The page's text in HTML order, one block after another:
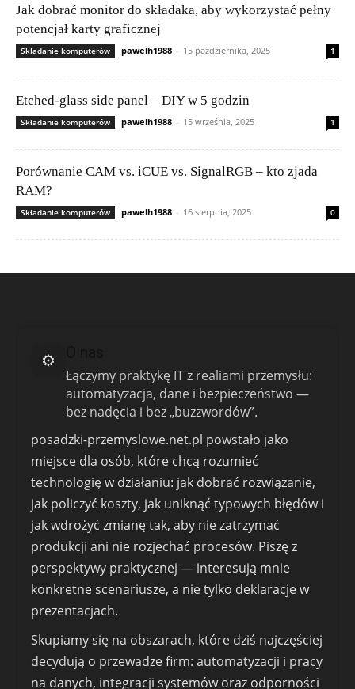
Jak dobrać monitor do składaka, aby wykorzystać pełny
potencjał karty graficznej
Składanie komputerów pawelh1988 - 15 października, 2025 1
Etched-glass side panel – DIY w 5 godzin
Składanie komputerów pawelh1988 - 15 września, 2025 1
Porównanie CAM vs. iCUE vs. SignalRGB – kto zjada
RAM?
Składanie komputerów pawelh1988 - 16 sierpnia, 2025 0
⚙️
Łączymy praktykę IT z realiami przemysłu:
automatyzacja, dane i bezpieczeństwo —
bez nadęcia i bez „buzzwordów”.
posadzki-przemyslowe.net.pl powstało jako
miejsce dla osób, które chcą rozumieć
technologię w działaniu: jak dobrać rozwiązanie,
jak policzyć koszty, jak uniknąć typowych błędów i
jak wdrożyć zmianę tak, aby nie zatrzymać
produkcji ani nie rozjechać procesów. Piszę z
perspektywy praktycznej — interesują mnie
konkretne scenariusze, a nie tylko deklaracje w
prezentacjach.
Skupiamy się na obszarach, które dziś najczęściej
decydują o przewadze firm: automatyzacji i pracy
na danych, integracji systemów oraz odporności